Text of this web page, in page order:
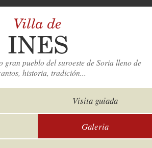
gran pueblo del suroeste de Soria lleno de
historia, tradición...
Visita guiada
Galeria